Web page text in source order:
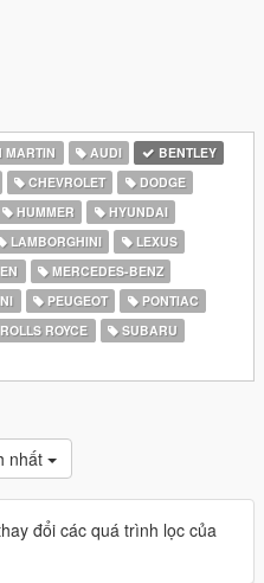
MARTIN AUDI
BENTLEY
CHEVROLET
DODGE
HUMMER
HYUNDAI
LAMBORGHINI
LEXUS
MERCEDES-BENZ
PEUGEOT
PONTIAC
ROYCE
SUBARU
nhất
đổi các quá trình lọc của